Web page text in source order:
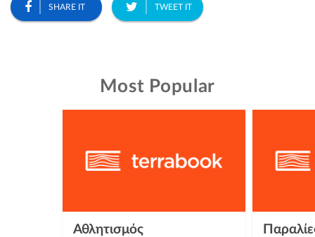
SHARE IT TWEET IT
Most Popular
Αθλητισμός